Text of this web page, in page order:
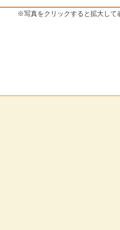
※写真をクリックすると拡大して